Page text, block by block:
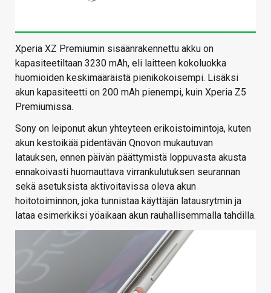
Xperia XZ Premiumin sisäänrakennettu akku on
kapasiteetiltaan 3230 mAh, eli laitteen kokoluokka
huomioiden keskimääräistä pienikokoisempi. Lisäksi
akun kapasiteetti on 200 mAh pienempi, kuin Xperia Z5
Premiumissa.
Sony on leiponut akun yhteyteen erikoistoimintoja, kuten
akun kestoikää pidentävän Qnovon mukautuvan
latauksen, ennen päivän päättymistä loppuvasta akusta
ennakoivasti huomauttava virrankulutuksen seurannan
sekä asetuksista aktivoitavissa oleva akun
hoitotoiminnon, joka tunnistaa käyttäjän latausrytmin ja
lataa esimerkiksi yöaikaan akun rauhallisemmalla tahdilla.